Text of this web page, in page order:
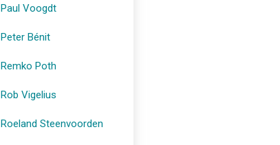
Paul Voogdt
Peter Bénit
Remko Poth
Rob Vigelius
Roeland Steenvoorden